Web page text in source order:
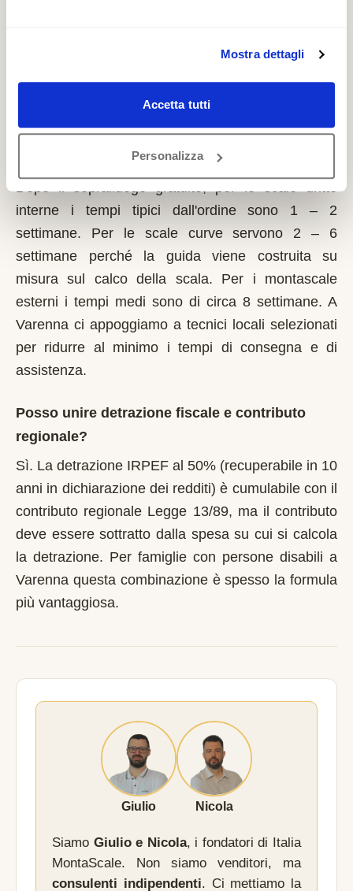
Mostra dettagli
Accetta tutti
Personalizza
dei lavori. Possono fare domanda i residenti a
Quanto tempo serve per installare un
montascale a Varenna?
Dopo il sopralluogo gratuito, per le scale dritte
interne i tempi tipici dall'ordine sono 1 – 2
settimane. Per le scale curve servono 2 – 6
settimane perché la guida viene costruita su
misura sul calco della scala. Per i montascale
esterni i tempi medi sono di circa 8 settimane. A
Varenna ci appoggiamo a tecnici locali selezionati
per ridurre al minimo i tempi di consegna e di
assistenza.
Posso unire detrazione fiscale e contributo
regionale?
Sì. La detrazione IRPEF al 50% (recuperabile in 10
anni in dichiarazione dei redditi) è cumulabile con il
contributo regionale Legge 13/89, ma il contributo
deve essere sottratto dalla spesa su cui si calcola
la detrazione. Per famiglie con persone disabili a
Varenna questa combinazione è spesso la formula
più vantaggiosa.
Giulio Nicola
Siamo Giulio e Nicola, i fondatori di Italia
MontaScale. Non siamo venditori, ma
consulenti indipendenti. Ci mettiamo la